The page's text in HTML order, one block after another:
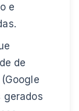
e
de
gerados